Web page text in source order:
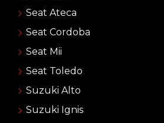
Seat Ateca
Seat Cordoba
Seat Mii
Seat Toledo
Suzuki Alto
Suzuki Ignis